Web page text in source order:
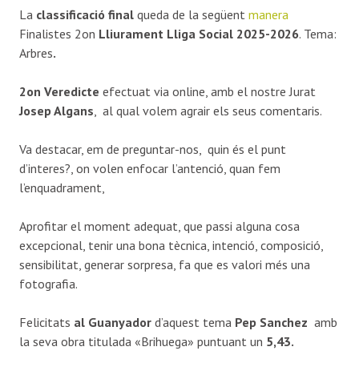
La classificació final queda de la següent manera
Finalistes 2on Lliurament Lliga Social 2025-2026. Tema:
Arbres.
2on Veredicte efectuat via online, amb el nostre Jurat
Josep Algans, al qual volem agrair els seus comentaris.
Va destacar, em de preguntar-nos, quin és el punt
d’interes?, on volen enfocar l’antenció, quan fem
l’enquadrament,
Aprofitar el moment adequat, que passi alguna cosa
excepcional, tenir una bona tècnica, intenció, composició,
sensibilitat, generar sorpresa, fa que es valori més una
fotografia.
Felicitats al Guanyador d’aquest tema Pep Sanchez amb
la seva obra titulada «Brihuega» puntuant un 5,43.